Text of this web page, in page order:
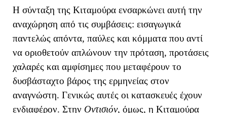
Η σύνταξη της Κιταμούρα ενσαρκώνει αυτή την
αναχώρηση από τις συμβάσεις: εισαγωγικά
παντελώς απόντα, παύλες και κόμματα που αντί
να οριοθετούν απλώνουν την πρόταση, προτάσεις
χαλαρές και αμφίσημες που μεταφέρουν το
δυσβάσταχτο βάρος της ερμηνείας στον
αναγνώστη. Γενικώς αυτές οι κατασκευές έχουν
ενδιαφέρον. Στην Οντισιόν, όμως, η Κιταμούρα